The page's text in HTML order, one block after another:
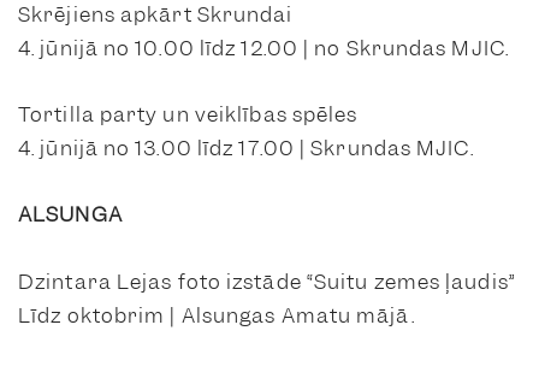
Skrējiens apkārt Skrundai
4. jūnijā no 10.00 līdz 12.00 | no Skrundas MJIC.
Tortilla party un veiklības spēles
4. jūnijā no 13.00 līdz 17.00 | Skrundas MJIC.
ALSUNGA
Dzintara Lejas foto izstāde “Suitu zemes ļaudis”
Līdz oktobrim | Alsungas Amatu mājā.